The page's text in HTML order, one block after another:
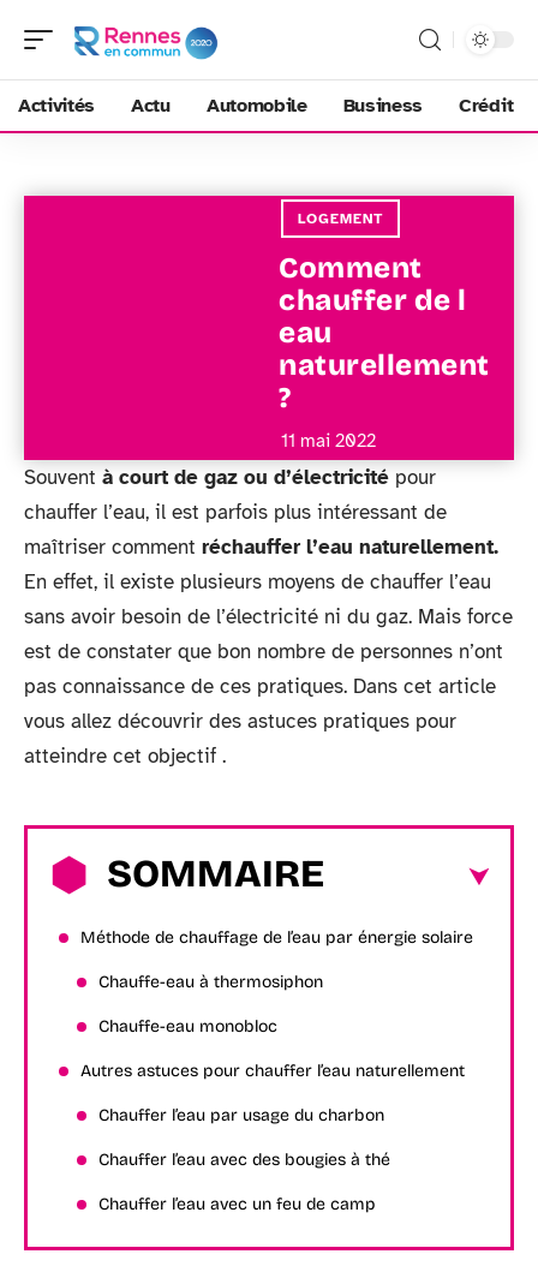
Activités Actu Automobile Business Crédit
LOGEMENT
Comment
chauffer de l
eau
naturellement
?
11 mai 2022
Souvent à court de gaz ou d’électricité pour
chauffer l’eau, il est parfois plus intéressant de
maîtriser comment réchauffer l’eau naturellement.
En effet, il existe plusieurs moyens de chauffer l’eau
sans avoir besoin de l’électricité ni du gaz. Mais force
est de constater que bon nombre de personnes n’ont
pas connaissance de ces pratiques. Dans cet article
vous allez découvrir des astuces pratiques pour
atteindre cet objectif .
SOMMAIRE
Méthode de chauffage de l’eau par énergie solaire
Chauffe-eau à thermosiphon
Chauffe-eau monobloc
Autres astuces pour chauffer l’eau naturellement
Chauffer l’eau par usage du charbon
Chauffer l’eau avec des bougies à thé
Chauffer l’eau avec un feu de camp